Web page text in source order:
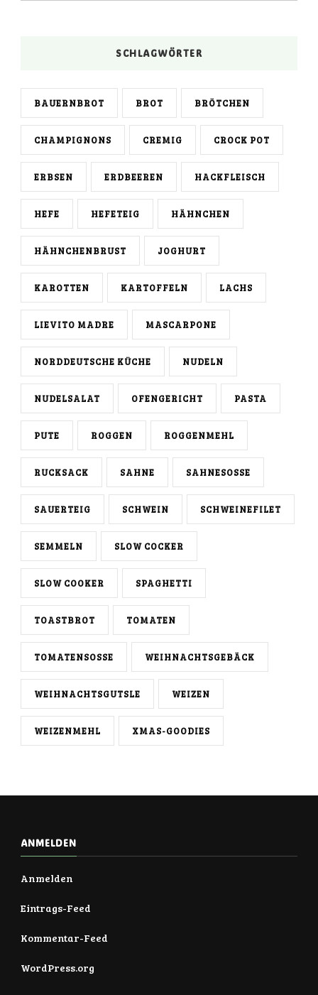
SCHLAGWÖRTER
BAUERNBROT BROT BRÖTCHEN
CHAMPIGNONS CREMIG CROCK POT
ERBSEN ERDBEEREN HACKFLEISCH
HEFE HEFETEIG HÄHNCHEN
HÄHNCHENBRUST JOGHURT
KAROTTEN KARTOFFELN LACHS
LIEVITO MADRE MASCARPONE
NORDDEUTSCHE KÜCHE NUDELN
NUDELSALAT OFENGERICHT PASTA
PUTE ROGGEN ROGGENMEHL
RUCKSACK SAHNE SAHNESOSSE
SAUERTEIG SCHWEIN SCHWEINEFILET
SEMMELN SLOW COCKER
SLOW COOKER SPAGHETTI
TOASTBROT TOMATEN
TOMATENSOSSE WEIHNACHTSGEBÄCK
WEIHNACHTSGUTSLE WEIZEN
WEIZENMEHL XMAS-GOODIES
ANMELDEN
Anmelden
Eintrags-Feed
Kommentar-Feed
WordPress.org